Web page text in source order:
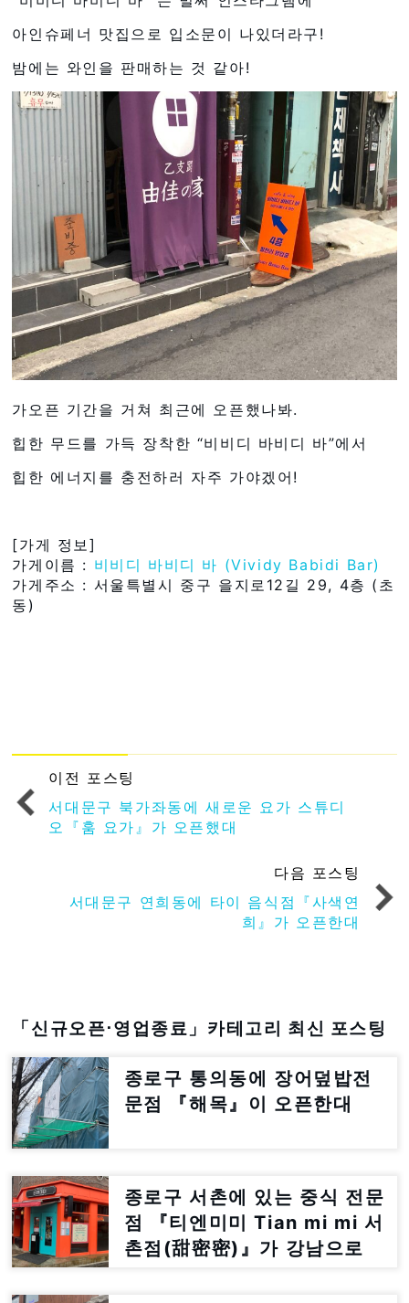
아인슈페너 맛집으로 입소문이 나있더라구!
밤에는 와인을 판매하는 것 같아!
가오픈 기간을 거쳐 최근에 오픈했나봐.
힙한 무드를 가득 장착한 “비비디 바비디 바”에서
힙한 에너지를 충전하러 자주 가야겠어!
[가게 정보]
가게이름 : 비비디 바비디 바 (Vividy Babidi Bar)
가게주소 : 서울특별시 중구 을지로12길 29, 4층 (초
동)
이전 포스팅
서대문구 북가좌동에 새로운 요가 스튜디
오『훔 요가』가 오픈했대
다음 포스팅
서대문구 연희동에 타이 음식점『사색연
희』가 오픈한대
「신규오픈⋅영업종료」카테고리 최신 포스팅
종로구 통의동에 장어덮밥전
문점 『해목』이 오픈한대
종로구 서촌에 있는 중식 전문
점 『티엔미미 Tian mi mi 서
촌점(甜密密)』가 강남으로